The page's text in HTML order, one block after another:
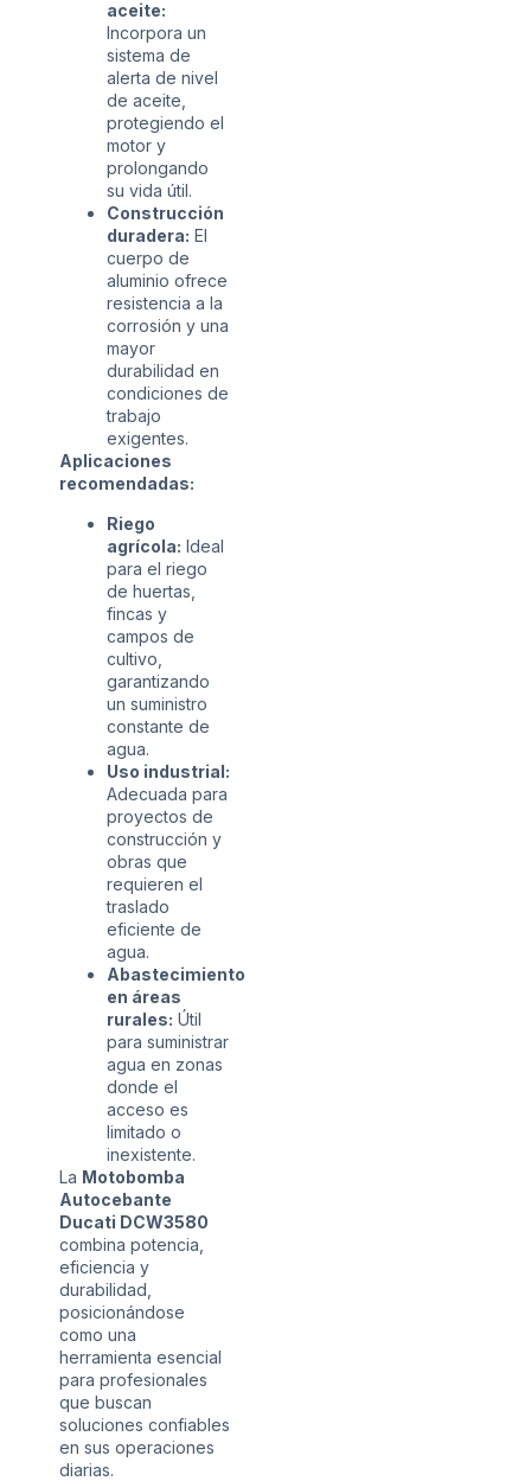
aceite:
Incorpora un
sistema de
alerta de nivel
de aceite,
protegiendo el
motor y
prolongando
su vida útil.
Construcción
duradera: El
cuerpo de
aluminio ofrece
resistencia a la
corrosión y una
mayor
durabilidad en
condiciones de
trabajo
exigentes.
Aplicaciones
recomendadas:
Riego
agrícola: Ideal
para el riego
de huertas,
fincas y
campos de
cultivo,
garantizando
un suministro
constante de
agua.
Uso industrial:
Adecuada para
proyectos de
construcción y
obras que
requieren el
traslado
eficiente de
agua.
Abastecimiento
en áreas
rurales: Útil
para suministrar
agua en zonas
donde el
acceso es
limitado o
inexistente.
La Motobomba
Autocebante
Ducati DCW3580
combina potencia,
eficiencia y
durabilidad,
posicionándose
como una
herramienta esencial
para profesionales
que buscan
soluciones confiables
en sus operaciones
diarias.